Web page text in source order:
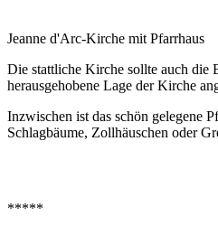
Jeanne d'Arc-Kirche mit Pfarrhaus
Die stattliche Kirche sollte auch die
herausgehobene Lage der Kirche
Inzwischen ist das schön gelegene
Schlagbäume, Zollhäuschen oder
*****